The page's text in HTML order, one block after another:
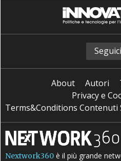
Seguici
About Autori
Privacy e
Terms&Conditions Contenuti
Nextwork360 è il più grande